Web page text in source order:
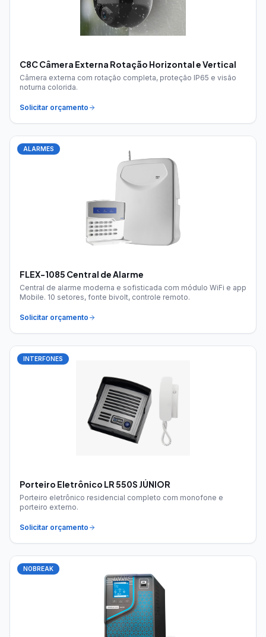
C8C Câmera Externa Rotação Horizontal e Vertical
Câmera externa com rotação completa, proteção IP65 e visão
noturna colorida.
Solicitar orçamento
ALARMES
FLEX-1085 Central de Alarme
Central de alarme moderna e sofisticada com módulo WiFi e app
Mobile. 10 setores, fonte bivolt, controle remoto.
Solicitar orçamento
INTERFONES
Porteiro Eletrônico LR 550S JÚNIOR
Porteiro eletrônico residencial completo com monofone e
porteiro externo.
Solicitar orçamento
NOBREAK